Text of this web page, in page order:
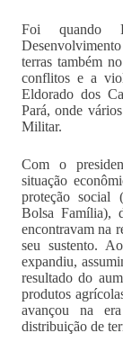
Foi quando
terras também
conflitos e a
Eldorado dos
Pará, onde
Militar.
Com o
situação
proteção social
Bolsa Família),
encontravam na
seu sustento.
expandiu,
resultado do
produtos
avançou na
distribuição de